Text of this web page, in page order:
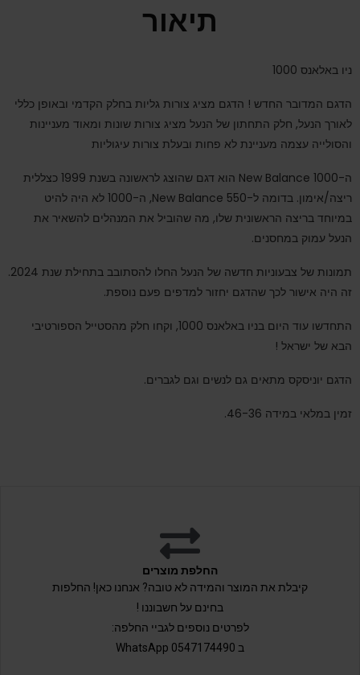
תיאור
ניו באלאנס 1000
הדגם המדובר החדש ! הדגם מציג צורות גליות בחלק הקדמי ובאופן כללי
לאורך הנעל, חלק התחתון של הנעל מציג צורות שונות ומאוד מעניינות
והסולייה עצמה מעניינת לא פחות ובעלת צורות עיגוליות
ה-New Balance 1000 הוא דגם שהוצג לראשונה בשנת 1999 כצללית
ריצה/אימון. בדומה ל-New Balance 550, ה-1000 לא היה להיט
במיוחד בריצה הראשונית שלו, מה שהוביל את המנהלים להשאיר את
הנעל עמוק במחסנים.
תמונות של צבעוניות חדשה של הנעל החלו להסתובב בתחילת שנת 2024.
זה היה אישור לכך שהדגם יחזור למדפים פעם נוספת.
התחדשו עוד היום בניו באלאנס 1000, וקחו חלק מהסטייל הספורטיבי
הבא של ישראל !
הדגם יוניסקס מתאים גם לנשים וגם לגברים.
זמין במלאי במידה 46-36.
החלפת מוצרים
קיבלת את המוצר והמידה לא טובה? אנחנו כאן! החלפות
בחינם על חשבוננו !
לפרטים נוספים לגביי החלפה:
ב 0547174490 WhatsApp